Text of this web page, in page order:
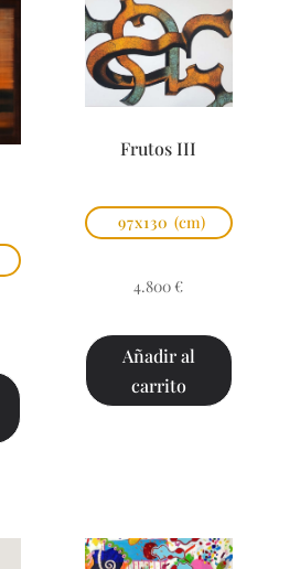
Frutos III
97x130 (cm)
4.800 €
Añadir al
carrito